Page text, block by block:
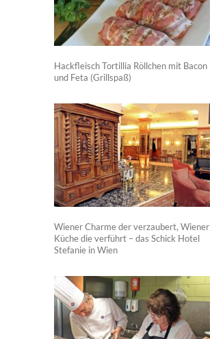
Hackfleisch Tortillia Röllchen mit Bacon
und Feta (Grillspaß)
Wiener Charme der verzaubert, Wiener
Küche die verführt – das Schick Hotel
Stefanie in Wien